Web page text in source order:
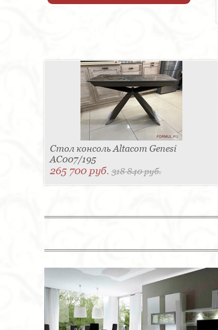
Стол консоль Altacom Genesi
AC007/195
265 700 руб. 318 840 руб.